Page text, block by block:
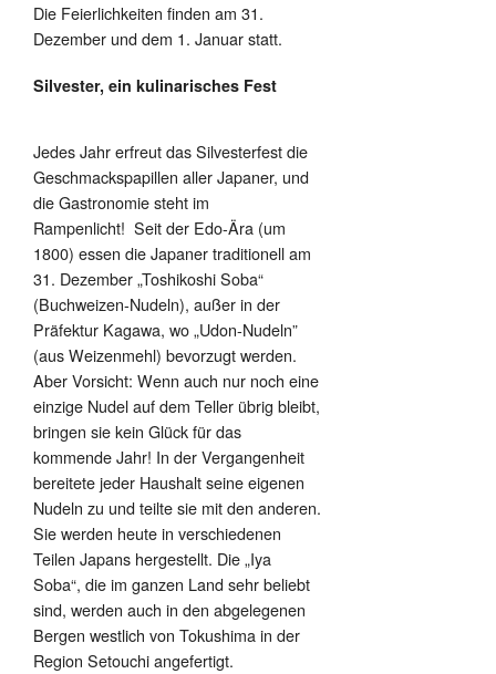
Die Feierlichkeiten finden am 31.
Dezember und dem 1. Januar statt.
Silvester, ein kulinarisches Fest
Jedes Jahr erfreut das Silvesterfest die
Geschmackspapillen aller Japaner, und
die Gastronomie steht im
Rampenlicht! Seit der Edo-Ära (um
1800) essen die Japaner traditionell am
31. Dezember „Toshikoshi Soba“
(Buchweizen-Nudeln), außer in der
Präfektur Kagawa, wo „Udon-Nudeln”
(aus Weizenmehl) bevorzugt werden.
Aber Vorsicht: Wenn auch nur noch eine
einzige Nudel auf dem Teller übrig bleibt,
bringen sie kein Glück für das
kommende Jahr! In der Vergangenheit
bereitete jeder Haushalt seine eigenen
Nudeln zu und teilte sie mit den anderen.
Sie werden heute in verschiedenen
Teilen Japans hergestellt. Die „Iya
Soba“, die im ganzen Land sehr beliebt
sind, werden auch in den abgelegenen
Bergen westlich von Tokushima in der
Region Setouchi angefertigt.